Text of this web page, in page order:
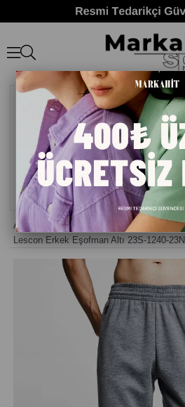
Anasayfa> Eşofman Altı erkek
Lescon Erkek Eşofman Altı 23S-1240-23N